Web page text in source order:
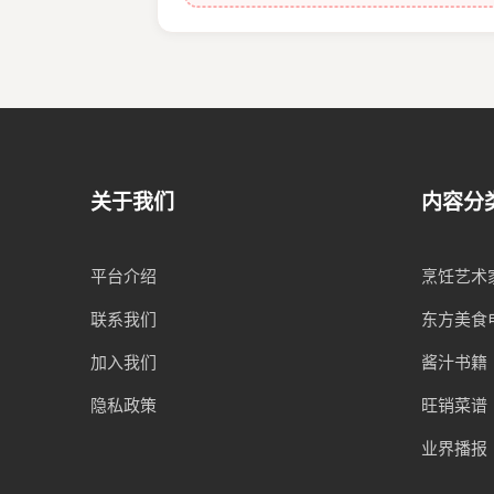
关于我们
平台介绍
联系我们
加入我们
隐私政策
内容分
烹饪艺术
东方美食
酱汁书籍
旺销菜谱
业界播报